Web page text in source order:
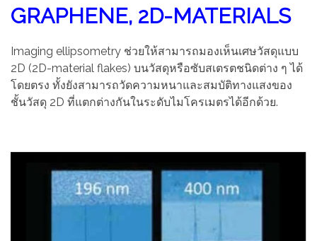
GRAPHENE, 2D-MATERIALS
Imaging ellipsometry ช่วยให้สามารถมองเห็นเศษวัสดุแบบ
2D (2D-material flakes) บนวัสดุหรือซับสเตรตชนิดต่าง ๆ ได้
โดยตรง ทั้งยังสามารถวัดความหนาและสมบัติทางแสงของ
ชั้นวัสดุ 2D ที่แตกต่างกันในระดับไมโครเมตรได้อีกด้วย.